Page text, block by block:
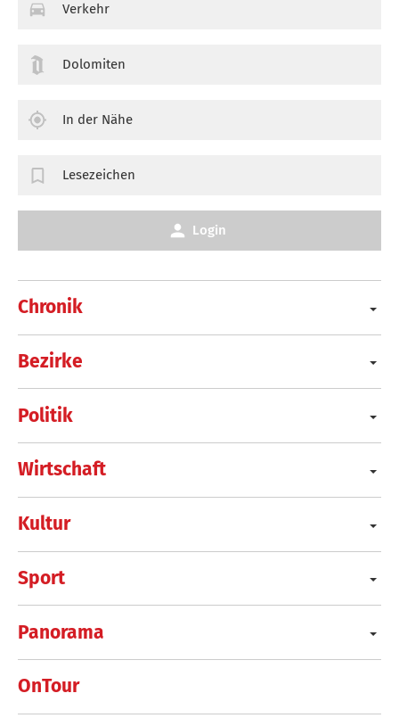
Chronik
Bezirke
Politik
Wirtschaft
Kultur
Sport
Panorama
OnTour
Verkehr
Dolomiten
In der Nähe
Lesezeichen
Login